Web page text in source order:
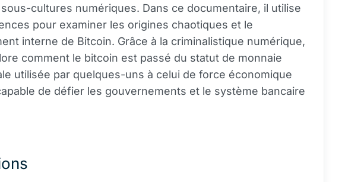
cultures numériques. Dans ce documentaire, il utilise
pour examiner les origines chaotiques et le
interne de Bitcoin. Grâce à la criminalistique numérique,
comment le bitcoin est passé du statut de monnaie
utilisée par quelques-uns à celui de force économique
de défier les gouvernements et le système bancaire